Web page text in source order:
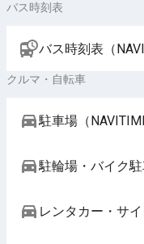
バス時刻表
バス時刻表（
クルマ・自転車
駐車場（
駐輪場・バイク駐
レンタカー・サ